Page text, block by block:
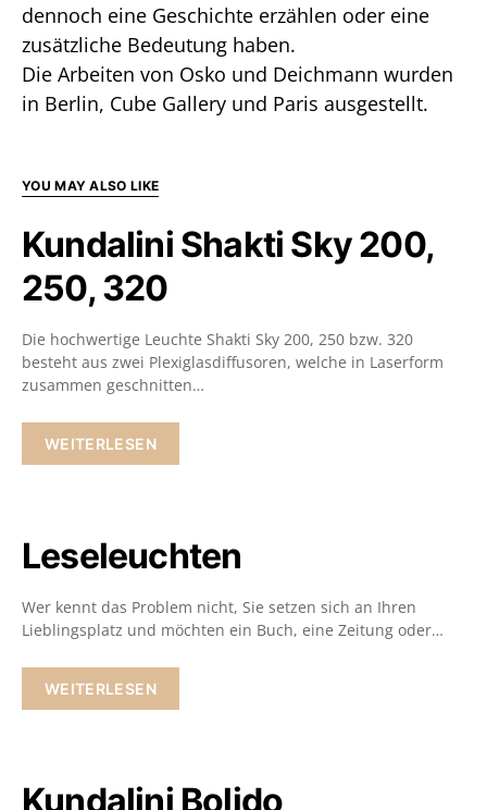
dennoch eine Geschichte erzählen oder eine
zusätzliche Bedeutung haben.
Die Arbeiten von Osko und Deichmann wurden
in Berlin, Cube Gallery und Paris ausgestellt.
YOU MAY ALSO LIKE
Kundalini Shakti Sky 200,
250, 320
Die hochwertige Leuchte Shakti Sky 200, 250 bzw. 320
besteht aus zwei Plexiglasdiffusoren, welche in Laserform
zusammen geschnitten…
WEITERLESEN
Leseleuchten
Wer kennt das Problem nicht, Sie setzen sich an Ihren
Lieblingsplatz und möchten ein Buch, eine Zeitung oder…
WEITERLESEN
Kundalini Bolido